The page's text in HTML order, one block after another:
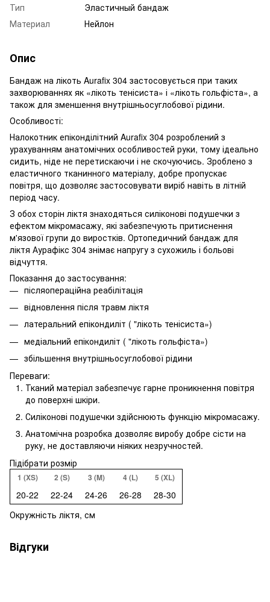
Тип
Эластичный бандаж
Материал
Нейлон
Опис
Бандаж на лікоть Aurafix 304 застосовується при таких
захворюваннях як «лікоть тенісиста» і «лікоть гольфіста», а
також для зменшення внутрішньосуглобової рідини.
Особливості:
Налокотник епіконділітний Aurafix 304 розроблений з
урахуванням анатомічних особливостей руки, тому ідеально
сидить, ніде не перетискаючи і не скочуючись. Зроблено з
еластичного тканинного матеріалу, добре пропускає
повітря, що дозволяє застосовувати виріб навіть в літній
період часу.
З обох сторін ліктя знаходяться силіконові подушечки з
ефектом мікромасажу, які забезпечують притиснення
м'язової групи до виростків. Ортопедичний бандаж для
ліктя Аурафікс 304 знімає напругу з сухожиль і больові
відчуття.
Показання до застосування:
післяопераційна реабілітація
відновлення після травм ліктя
латеральний епікондиліт ( "лікоть тенісиста»)
медіальний епікондиліт ( "лікоть гольфіста»)
збільшення внутрішньосуглобової рідини
Переваги:
Тканий матеріал забезпечує гарне проникнення повітря
до поверхні шкіри.
Силіконові подушечки здійснюють функцію мікромасажу.
Анатомічна розробка дозволяє виробу добре сісти на
руку, не доставляючи ніяких незручностей.
Підібрати розмір
1 (XS) 2 (S) 3 (M) 4 (L) 5 (XL)
20-22 22-24 24-26 26-28
28-30
Окружність ліктя, см
Відгуки